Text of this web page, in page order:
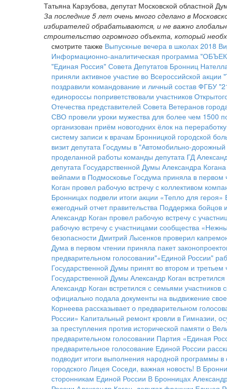
Татьяна Карзубова, депутат Московской областной
За последние 5 лет очень много сделано в
избирателей обрабатываются, и не важно
строительство огромного объекта, который
смотрите также Выпускные вечера в школах 2018
Информационно-аналитическая программа
"Единая Россия" Совета Депутатов Бронниц
приняли активное участие во Всероссийской акции
поздравили командование и личный состав ФГБУ
единороссы поприветствовали участников
Отечества представителей Совета Ветеранов
СВО провели уроки мужества для более чем 1500
организован приём новогодних ёлок на переработку
систему записи к врачам Бронницкой городской
визит депутата Госдумы в "Автомобильно-
проделанной работы команды депутата ГД
депутата Государственной Думы Александра
вейпами в Подмосковье Госдума приняла в первом
Коган провел рабочую встречу с коллективом
Бронницах подвели итоги акции «Тепло для героя»
ежегодный отчет правительства Поддержка бойцов
Александр Коган провел рабочую встречу с
рабочую встречу с участницами сообщества
безопасности Дмитрий Лысенков проверил
Дума в первом чтении приняла пакет
предварительном голосовании"«Единой России"
Государственной Думы принят во втором и
Государственной Думы Александр Коган
Александр Коган встретился с семьями
официально подала документы на выдвижение
Корнеева рассказывает о предварительном
России» Капитальный ремонт кровли в Гимназии,
за преступления против исторической памяти о
предварительном голосовании Партия «Единая
предварительное голосование Единой России
подводит итоги выполнения народной программы
городского Лицея Соседи, важная новость! В
сторонникам Единой России В Бронницах